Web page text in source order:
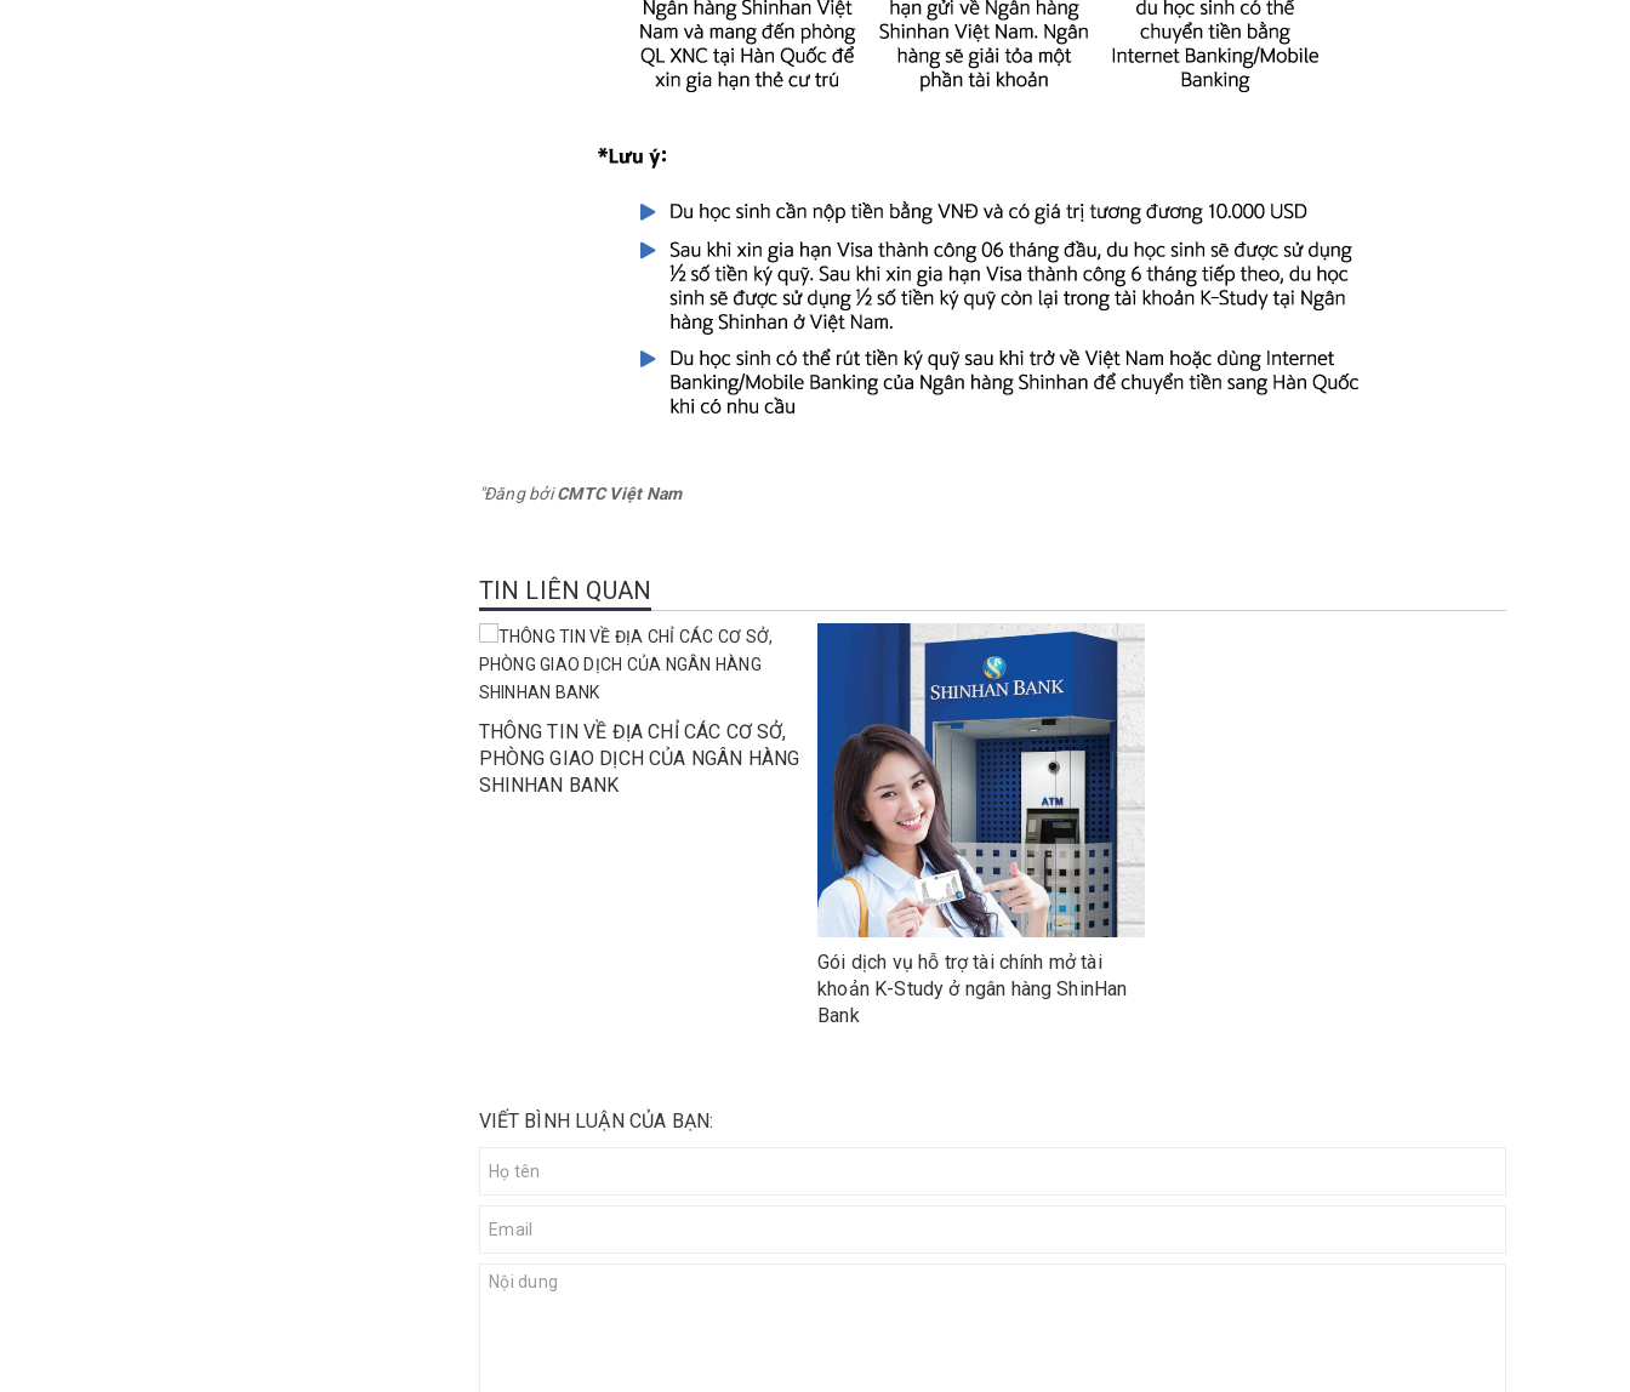
"Đăng bởiCMTC Việt Nam
TIN LIÊN QUAN
THÔNG TIN VỀ ĐỊA CHỈ CÁC CƠ SỞ,
PHÒNG GIAO DỊCH CỦA NGÂN HÀNG
SHINHAN BANK
Gói dịch vụ hỗ trợ tài chính mở tài
khoản K-Study ở ngân hàng ShinHan
Bank
VIẾT BÌNH LUẬN CỦA BẠN: